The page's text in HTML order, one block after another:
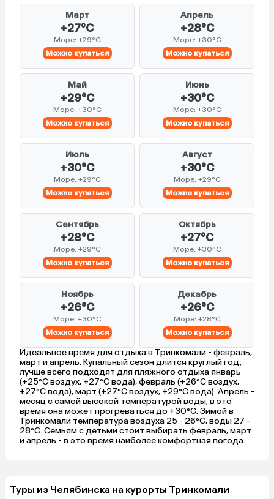
Март
+27°C
Море: +29°C
Можно купаться
Апрель
+28°C
Море: +30°C
Можно купаться
Май
+29°C
Море: +30°C
Можно купаться
Июнь
+30°C
Море: +30°C
Можно купаться
Июль
+30°C
Море: +29°C
Можно купаться
Август
+30°C
Море: +29°C
Можно купаться
Сентябрь
+28°C
Море: +29°C
Можно купаться
Октябрь
+27°C
Море: +30°C
Можно купаться
Ноябрь
+26°C
Море: +30°C
Можно купаться
Декабрь
+26°C
Море: +28°C
Можно купаться
Идеальное время для отдыха в Тринкомали - февраль,
март и апрель. Купальный сезон длится круглый год,
лучше всего подходят для пляжного отдыха январь
(+25°C воздух, +27°C вода), февраль (+26°C воздух,
+27°C вода), март (+27°C воздух, +29°C вода). Апрель -
месяц с самой высокой температурой воды, в это
время она может прогреваться до +30°C. Зимой в
Тринкомали температура воздуха 25 - 26°C, воды 27 -
28°C. Семьям с детьми стоит выбирать февраль, март
и апрель - в это время наиболее комфортная погода.
Туры из Челябинска на курорты Тринкомали